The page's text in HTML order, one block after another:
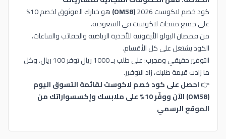
كود خصم لاكوست 2026
(OM58)
هو خيارك الموثوق لخصم 10%
على جميع منتجات لاكوست في السعودية.
من قمصان البولو الأيقونية للأحذية الرياضية والحقائب والساعات،
الكود يشتغل على كل الأقسام.
التوفير حقيقي ومجرب: على طلب بـ 1000 ريال توفر 100 ريال. وكل
ما زادت قيمة طلبك، زاد التوفير.
👉احصل على كود خصم لاكوست لقائمة التسوق اليوم
(OM58) الآن ووفّر 10% على ملابسك وإكسسواراتك من
الموقع الرسمي